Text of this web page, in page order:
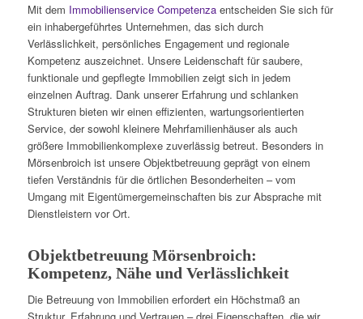
Mit dem Immobilienservice Competenzaentscheiden Sie sich für
ein inhabergeführtes Unternehmen, das sich durch
Verlässlichkeit, persönliches Engagement und regionale
Kompetenz auszeichnet. Unsere Leidenschaft für saubere,
funktionale und gepflegte Immobilien zeigt sich in jedem
einzelnen Auftrag. Dank unserer Erfahrung und schlanken
Strukturen bieten wir einen effizienten, wartungsorientierten
Service, der sowohl kleinere Mehrfamilienhäuser als auch
größere Immobilienkomplexe zuverlässig betreut. Besonders in
Mörsenbroich ist unsere Objektbetreuung geprägt von einem
tiefen Verständnis für die örtlichen Besonderheiten – vom
Umgang mit Eigentümergemeinschaften bis zur Absprache mit
Dienstleistern vor Ort.
Objektbetreuung Mörsenbroich:
Kompetenz, Nähe und Verlässlichkeit
Die Betreuung von Immobilien erfordert ein Höchstmaß an